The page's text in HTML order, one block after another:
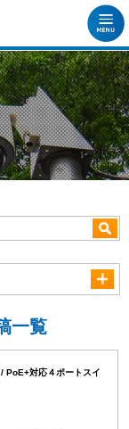
一覧
PoE+対応４ポートスイ